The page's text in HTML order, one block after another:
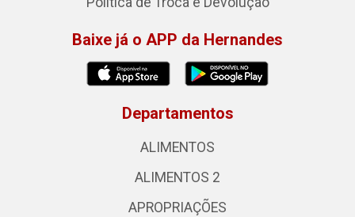
Baixe já o APP da Hernandes
Departamentos
ALIMENTOS
ALIMENTOS 2
APROPRIAÇÕES